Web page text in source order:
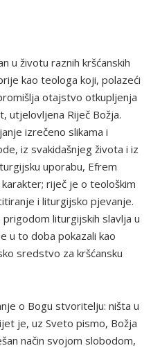
u životu raznih kršćanskih
kao teologa koji, polazeći
otajstvo otkupljenja
utjelovljena Riječ Božja.
izrečeno slikama i
iz svakidašnjeg života i iz
uporabu, Efrem
riječ je o teološkim
i liturgijsko pjevanje.
liturgijskih slavlja u
u to doba pokazali kao
sredstvo za kršćansku
o Bogu stvoritelju: ništa u
je, uz Sveto pismo, Božja
način svojom slobodom,